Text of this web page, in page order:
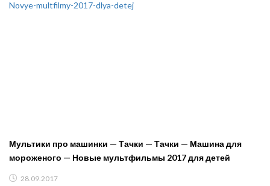
Мультики про машинки — Тачки — Тачки — Машина для
мороженого — Новые мультфильмы 2017 для детей
28.09.2017